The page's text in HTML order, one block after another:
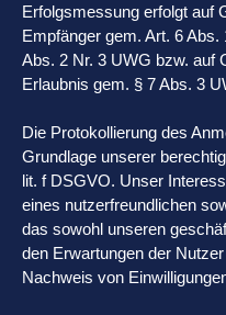
Erfolgsmessung erfolgt auf
Empfänger gem. Art. 6
Abs. 2 Nr. 3 UWG bzw. auf
Erlaubnis gem. § 7 Abs. 3
Die Protokollierung des
Grundlage unserer
lit. f DSGVO. Unser
eines nutzerfreundlichen
das sowohl unseren
den Erwartungen der
Nachweis von